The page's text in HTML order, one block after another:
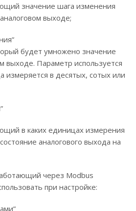
значение шага изменения
выходе;
будет умножено значение
выходе. Параметр используется
измеряется в десятых, сотых или
в каких единицах измерения
аналогового выхода на
через Modbus
при настройке: